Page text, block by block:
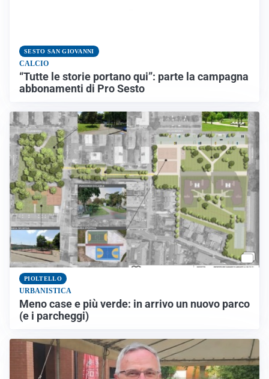
SESTO SAN GIOVANNI
CALCIO
“Tutte le storie portano qui”: parte la campagna
abbonamenti di Pro Sesto
PIOLTELLO
URBANISTICA
Meno case e più verde: in arrivo un nuovo parco
(e i parcheggi)